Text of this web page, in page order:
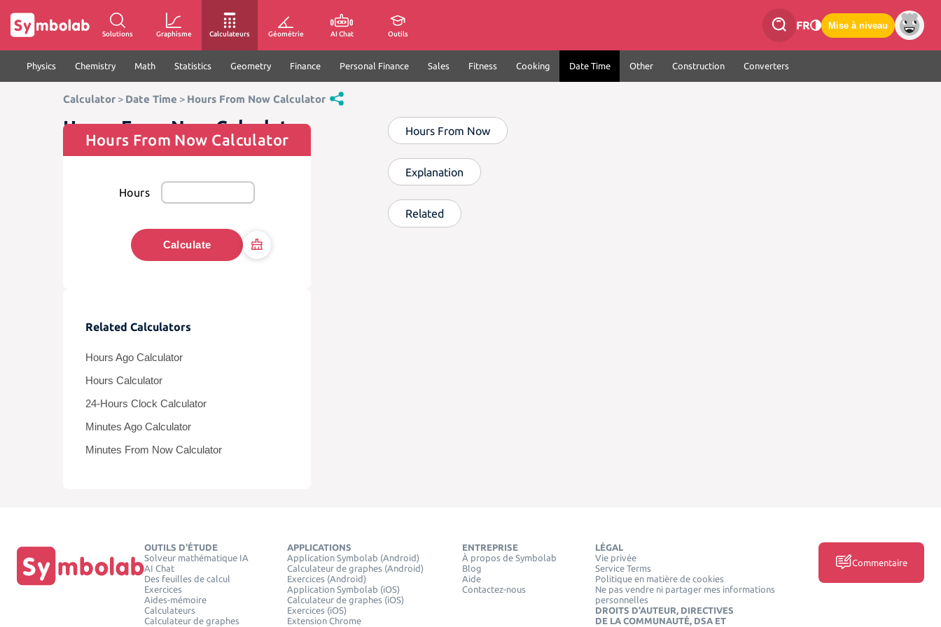
Solutions Graphisme Calculateurs Géométrie AI Chat Outils
FR Mise à niveau
Physics Chemistry Math Statistics Geometry Finance Personal Finance Sales Fitness Cooking Date Time Other Construction Converters
Calculator > Date Time > Hours From Now Calculator
Hours From Now Calculator
Hours From Now Calculator
Hours
Calculate
Related Calculators
Hours Ago Calculator
Hours Calculator
24-Hours Clock Calculator
Minutes Ago Calculator
Minutes From Now Calculator
Hours From Now
Explanation
Related
OUTILS D'ÉTUDE
Solveur mathématique IA
AI Chat
Des feuilles de calcul
Exercices
Aides-mémoire
Calculateurs
Calculateur de graphes
APPLICATIONS
Application Symbolab (Android)
Calculateur de graphes (Android)
Exercices (Android)
Application Symbolab (iOS)
Calculateur de graphes (iOS)
Exercices (iOS)
Extension Chrome
ENTREPRISE
À propos de Symbolab
Blog
Aide
Contactez-nous
LÉGAL
Vie privée
Service Terms
Politique en matière de cookies
Ne pas vendre ni partager mes informations
personnelles
DROITS D'AUTEUR, DIRECTIVES
DE LA COMMUNAUTÉ, DSA ET
Commentaire